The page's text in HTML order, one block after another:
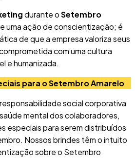
durante oSetembro
uma ação de conscientização; é
de que a empresa valoriza seus
com uma cultura
e humanizada.
para o Setembro Amarelo
social corporativa
mental dos colaboradores,
especiais para serem distribuídos
Nossos brindes têm o intuito
sobre o Setembro